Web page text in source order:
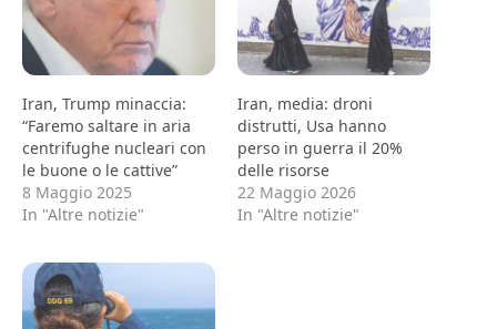
Iran, Trump minaccia:
“Faremo saltare in aria
centrifughe nucleari con
le buone o le cattive”
8 Maggio 2025
In "Altre notizie"
Iran, media: droni
distrutti, Usa hanno
perso in guerra il 20%
delle risorse
22 Maggio 2026
In "Altre notizie"